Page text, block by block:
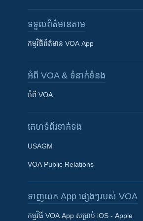
Khmer English
ទទួល​ព័ត៌មាន​តាម
កម្មវិធី​ព័ត៌មាន VOA App
អំពី​ VOA & ទំនាក់ទំនង
អំពី​ VOA
គេហទំព័រ​​ទាក់ទង
USAGM
VOA Public Relations
ទាញយក​ App ផ្សេងៗ​របស់​ VOA
កម្មវិធី​ VOA App សម្រាប់ iOS - Apple